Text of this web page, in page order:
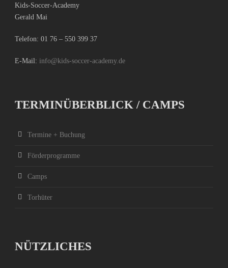
Kids-Soccer-Academy
Gerald Mai
Telefon: 01 76 – 550 399 37
E-Mail: info@kids-soccer-academy.de
TERMINÜBERBLICK / CAMPS
Termine + Buchung
Förderprogramme
Camps
Torhüter
NÜTZLICHES